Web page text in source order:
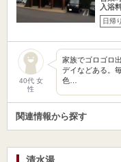
入浴
日帰り
40代 女
性
家族でゴロゴロ
デイなどある。
色…
関連情報から探す
清水湯